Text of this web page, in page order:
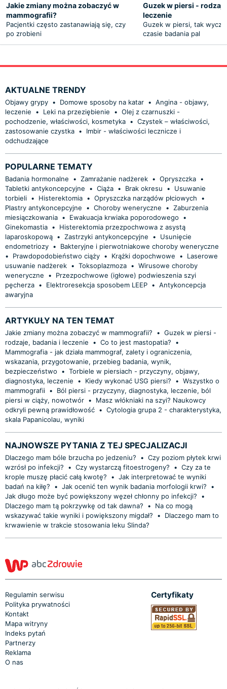
Jakie zmiany można zobaczyć w
mammografii?
Pacjentki często zastanawiają się, czy
po zrobieni
Guzek w piersi -
leczenie
Guzek w piersi, tak
czasie badania pal
AKTUALNE TRENDY
Objawy grypy • Domowe sposoby na katar • Angina - objawy,
leczenie
• Leki na przeziębienie • Olej z czarnuszki -
pochodzenie, właściwości, kosmetyka • Czystek – właściwości,
zastosowanie czystka •
Imbir - właściwości lecznicze i
odchudzające
POPULARNE TEMATY
Badania hormonalne • Zamrażanie nadżerek • Opryszczka •
Tabletki antykoncepcyjne
• Ciąża • Brak okresu •
Usuwanie
torbieli • Histerektomia • Opryszczka narządów płciowych
•
Plastry antykoncepcyjne
• Choroby weneryczne • Zaburzenia
miesiączkowania • Ewakuacja krwiaka poporodowego
•
Ginekomastia •
Histerektomia przezpochwowa z asystą
laparoskopową • Zastrzyki antykoncepcyjne •
Usunięcie
endometriozy •
Bakteryjne i pierwotniakowe choroby weneryczne
•
Prawdopodobieństwo ciąży • Krążki dopochwowe •
Laserowe
usuwanie nadżerek • Toksoplazmoza • Wirusowe choroby
weneryczne
•
Przezpochwowe (igłowe) podwieszenia szyi
pęcherza • Elektroresekcja sposobem LEEP • Antykoncepcja
awaryjna
ARTYKUŁY NA TEN TEMAT
Jakie zmiany można zobaczyć w mammografii? • Guzek w piersi -
rodzaje, badania i leczenie
• Co to jest mastopatia?
•
Mammografia - jak działa mammograf, zalety i ograniczenia,
wskazania, przygotowanie, przebieg badania, wynik,
bezpieczeństwo
• Torbiele w piersiach - przyczyny, objawy,
diagnostyka, leczenie
• Kiedy wykonać USG piersi? • Wszystko o
mammografii •
Ból piersi - przyczyny, diagnostyka, leczenie, ból
piersi w ciąży, nowotwór •
Masz włókniaki na szyi? Naukowcy
odkryli pewną prawidłowość • Cytologia grupa 2 - charakterystyka,
skala Papanicolau, wyniki
NAJNOWSZE PYTANIA Z TEJ SPECJALIZACJI
Dlaczego mam bóle brzucha po jedzeniu? • Czy poziom płytek krwi
wzrósł po infekcji?
• Czy wystarczą fitoestrogeny? • Czy za te
krople muszę płacić całą kwotę?
• Jak interpretować te wyniki
badań na kiłę?
• Jak ocenić ten wynik badania morfologii krwi?
•
Jak długo może być powiększony węzeł chłonny po infekcji?
•
Dlaczego mam tą pokrzywkę od tak dawna?
•
Na co mogą
wskazywać takie wyniki i powiększony migdał?
•
Dlaczego mam to
krwawienie w trakcie stosowania leku Slinda?
Regulamin serwisu
Polityka prywatności
Kontakt
Mapa witryny
Indeks pytań
Partnerzy
Reklama
O nas
Certyfikaty